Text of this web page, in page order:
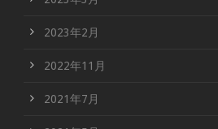
2023年2月
2022年11月
2021年7月